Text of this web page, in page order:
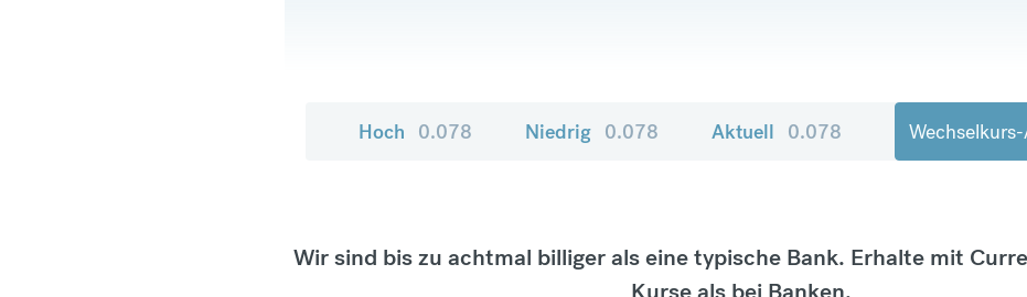
Hoch 0.078 Niedrig 0.078 Aktuell 0.078
Wir sind bis zu achtmal billiger als eine typische Bank. Erhalte mit
Kurse als bei Banken.